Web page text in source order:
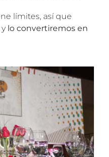
límites, así que
lo convertiremos en